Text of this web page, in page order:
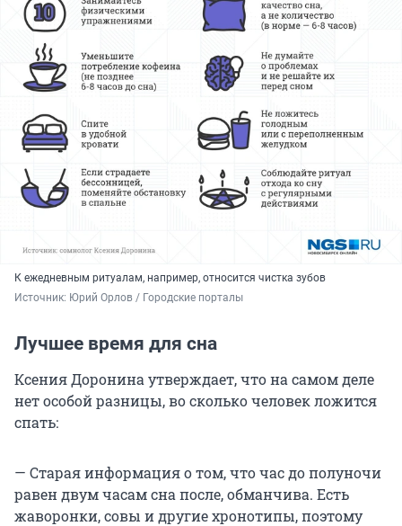
К ежедневным ритуалам, например, относится чистка зубов
Источник: Юрий Орлов / Городские порталы
Лучшее время для сна
Ксения Доронина утверждает, что на самом деле
нет особой разницы, во сколько человек ложится
спать:
— Старая информация о том, что час до полуночи
равен двум часам сна после, обманчива. Есть
жаворонки, совы и другие хронотипы, поэтому